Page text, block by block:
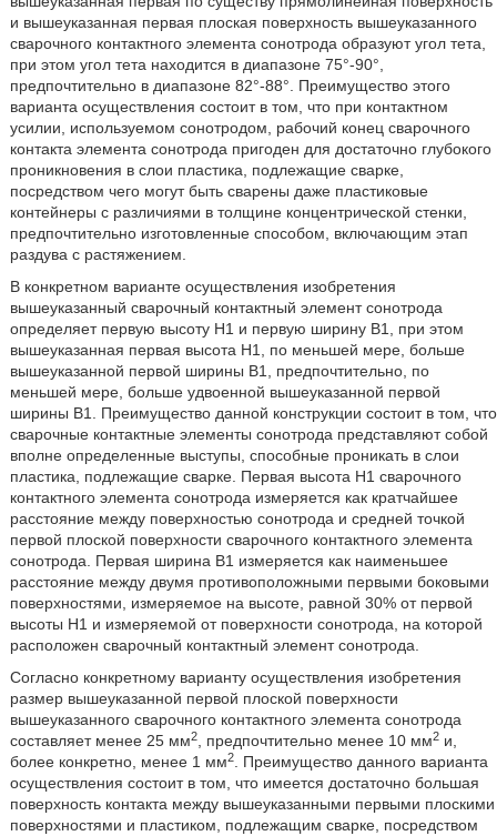
и вышеуказанная первая плоская поверхность вышеуказанного
сварочного контактного элемента сонотрода образуют угол тета,
при этом угол тета находится в диапазоне 75°-90°,
предпочтительно в диапазоне 82°-88°. Преимущество этого
варианта осуществления состоит в том, что при контактном
усилии, используемом сонотродом, рабочий конец сварочного
контакта элемента сонотрода пригоден для достаточно глубокого
проникновения в слои пластика, подлежащие сварке,
посредством чего могут быть сварены даже пластиковые
контейнеры с различиями в толщине концентрической стенки,
предпочтительно изготовленные способом, включающим этап
раздува с растяжением.
В конкретном варианте осуществления изобретения
вышеуказанный сварочный контактный элемент сонотрода
определяет первую высоту Н1 и первую ширину В1, при этом
вышеуказанная первая высота Н1, по меньшей мере, больше
вышеуказанной первой ширины В1, предпочтительно, по
меньшей мере, больше удвоенной вышеуказанной первой
ширины В1. Преимущество данной конструкции состоит в том, что
сварочные контактные элементы сонотрода представляют собой
вполне определенные выступы, способные проникать в слои
пластика, подлежащие сварке. Первая высота Н1 сварочного
контактного элемента сонотрода измеряется как кратчайшее
расстояние между поверхностью сонотрода и средней точкой
первой плоской поверхности сварочного контактного элемента
сонотрода. Первая ширина В1 измеряется как наименьшее
расстояние между двумя противоположными первыми боковыми
поверхностями, измеряемое на высоте, равной 30% от первой
высоты Н1 и измеряемой от поверхности сонотрода, на которой
расположен сварочный контактный элемент сонотрода.
Согласно конкретному варианту осуществления изобретения
размер вышеуказанной первой плоской поверхности
вышеуказанного сварочного контактного элемента сонотрода
составляет менее 25 мм2, предпочтительно менее 10 мм2и,
более конкретно, менее 1 мм2. Преимущество данного варианта
осуществления состоит в том, что имеется достаточно большая
поверхность контакта между вышеуказанными первыми плоскими
поверхностями и пластиком, подлежащим сварке, посредством